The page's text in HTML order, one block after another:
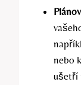
nebo
ušetří